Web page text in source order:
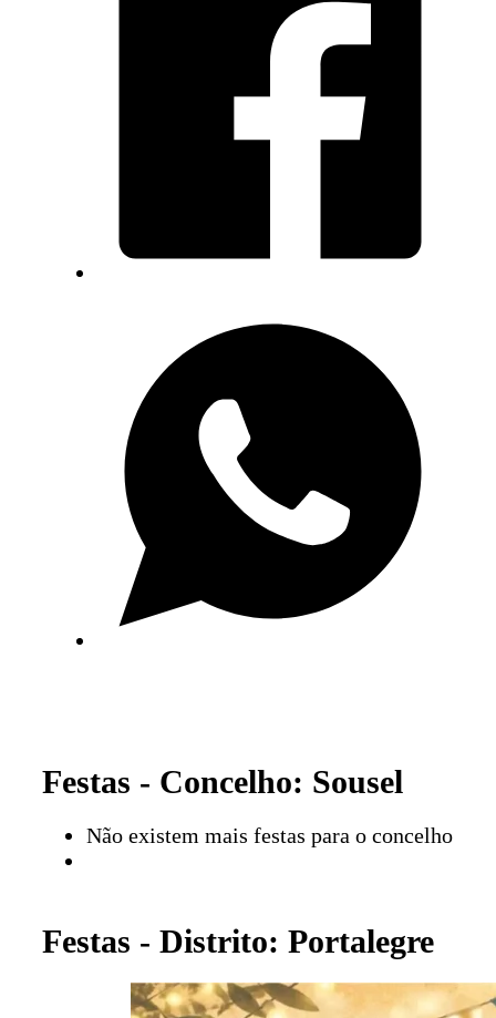
Festas - Concelho: Sousel
Não existem mais festas para o concelho
Festas - Distrito: Portalegre